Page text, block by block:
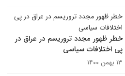
خطر ظهور مجدد تروریسم در عراق در پی
اختلافات سیاسی
خطر ظهور مجدد تروریسم در عراق در
پی اختلافات سیاسی
۱۳ بهمن ۱۴۰۰